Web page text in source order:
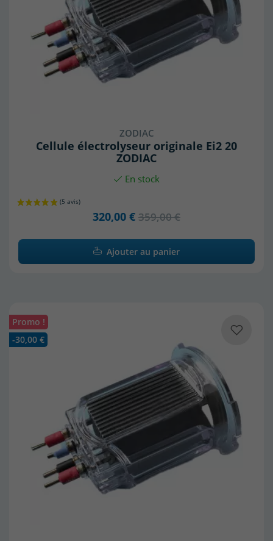
ZODIAC
Cellule électrolyseur originale Ei2 20
ZODIAC
En stock
320,00 € 359,00 €
Ajouter au panier
Promo !
-30,00 €